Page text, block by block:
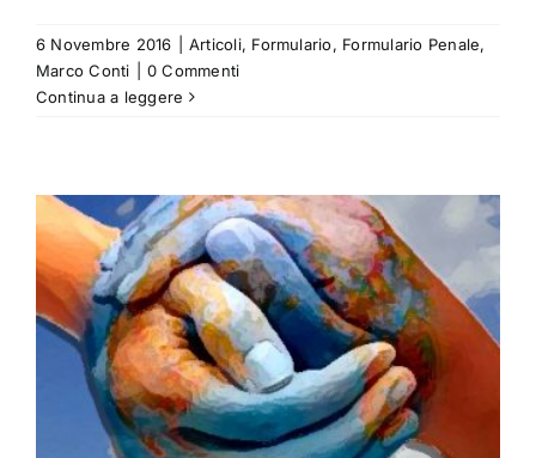
6 Novembre 2016 Articoli, Formulario, Formulario Penale,
Marco Conti
0 Commenti
Continua a leggere